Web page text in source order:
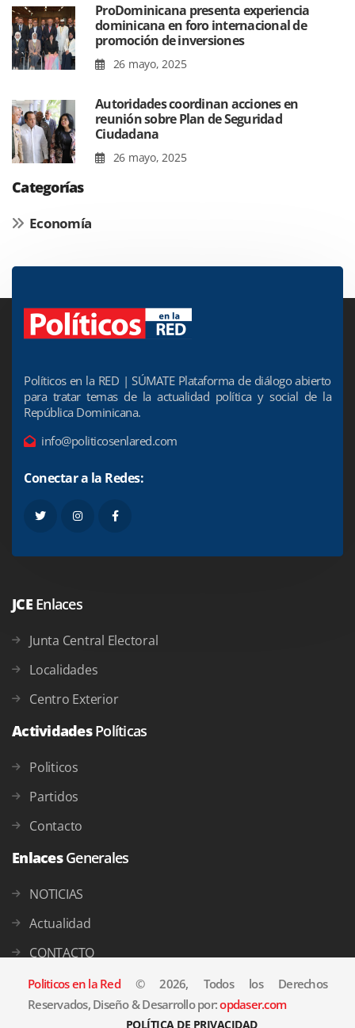
ProDominicana presenta experiencia
dominicana en foro internacional de
promoción de inversiones
26 mayo, 2025
Autoridades coordinan acciones en
reunión sobre Plan de Seguridad
Ciudadana
26 mayo, 2025
Categorías
Economía
Políticos en la RED | SÚMATE Plataforma de diálogo abierto
para tratar temas de la actualidad política y social de la
República Dominicana.
info@politicosenlared.com
Conectar a la Redes:
JCE Enlaces
Junta Central Electoral
Localidades
Centro Exterior
ActividadesPolíticas
Politicos
Partidos
Contacto
EnlacesGenerales
NOTICIAS
Actualidad
CONTACTO
Politicos en la Red© 2026, Todos los Derechos
Reservados, Diseño & Desarrollo por:opdaser.com
POLÍTICA DE PRIVACIDAD